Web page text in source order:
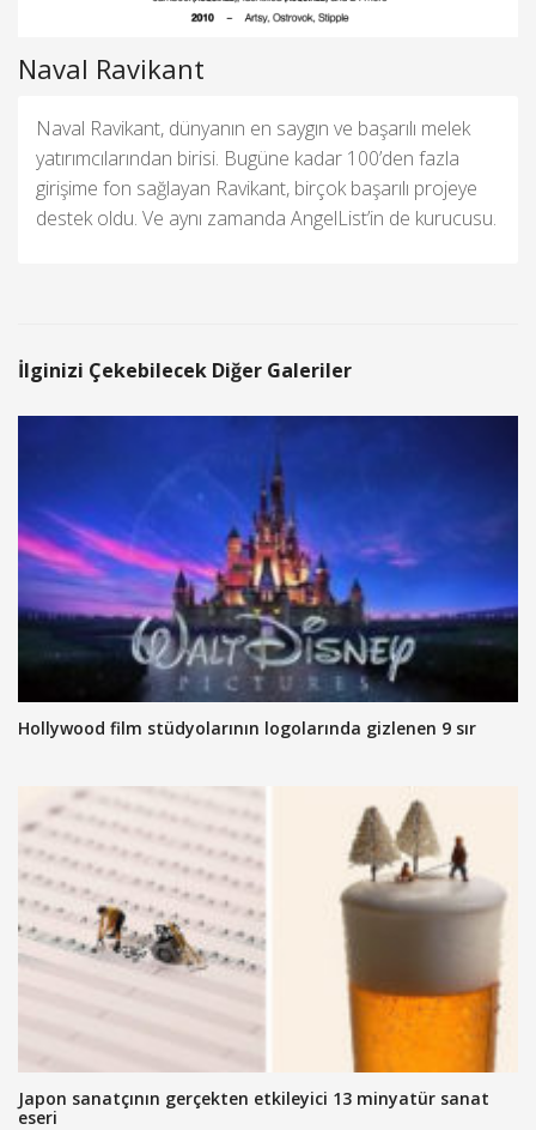
Naval Ravikant
Naval Ravikant, dünyanın en saygın ve başarılı melek
yatırımcılarından birisi. Bugüne kadar 100’den fazla
girişime fon sağlayan Ravikant, birçok başarılı projeye
destek oldu. Ve aynı zamanda AngelList’in de kurucusu.
İlginizi Çekebilecek Diğer Galeriler
Hollywood film stüdyolarının logolarında gizlenen 9 sır
Japon sanatçının gerçekten etkileyici 13 minyatür sanat
eseri